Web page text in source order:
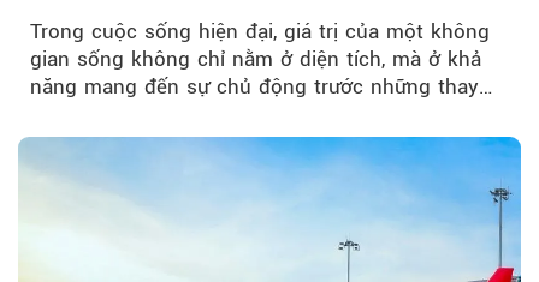
Theo Sở hữu trí
Trong cuộc sống hiện đại, giá trị của một không
gian sống không chỉ nằm ở diện tích, mà ở khả
năng mang đến sự chủ động trước những thay